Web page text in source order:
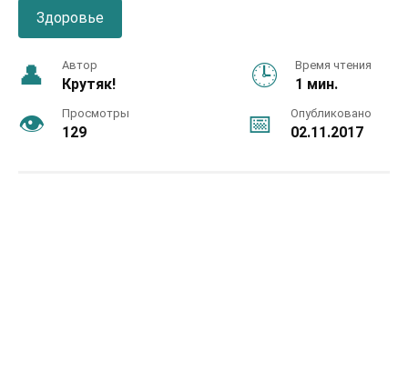
Здоровье
Автор
Крутяк!
Время чтения
1 мин.
Просмотры
129
Опубликовано
02.11.2017